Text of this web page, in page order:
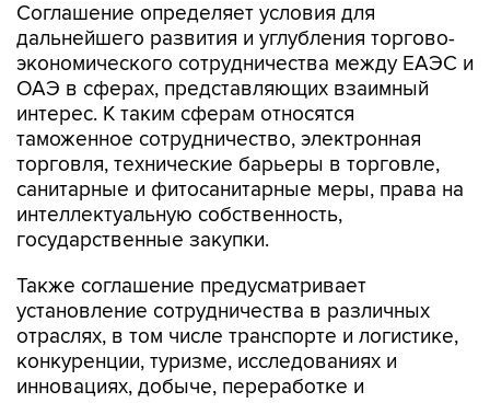
Соглашение определяет условия для
дальнейшего развития и углубления торгово-
экономического сотрудничества между ЕАЭС и
ОАЭ в сферах, представляющих взаимный
интерес. К таким сферам относятся
таможенное сотрудничество, электронная
торговля, технические барьеры в торговле,
санитарные и фитосанитарные меры, права на
интеллектуальную собственность,
государственные закупки.
Также соглашение предусматривает
установление сотрудничества в различных
отраслях, в том числе транспорте и логистике,
конкуренции, туризме, исследованиях и
инновациях, добыче, переработке и